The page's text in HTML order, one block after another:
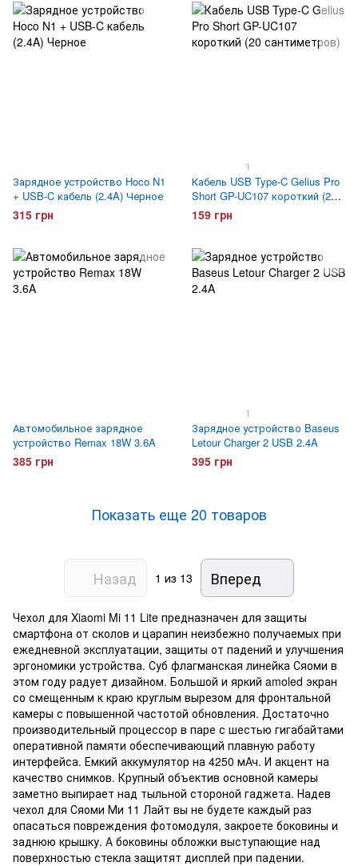
Зарядное устройство Hoco N1
+ USB-C кабель (2.4A) Черное
315 грн
1
Кабель USB Type-C Gelius Pro
Short GP-UC107 короткий (20
сантиметров)
159 грн
Автомобильное зарядное
устройство Remax 18W 3.6A
385 грн
1
Зарядное устройство Baseus
Letour Charger 2 USB 2.4A
395 грн
Показать еще 20 товаров
Назад 1 из 13 Вперед
Чехол для Xiaomi Mi 11 Lite предназначен для защиты
смартфона от сколов и царапин неизбежно получаемых при
ежедневной эксплуатации, защиты от падений и улучшения
эргономики устройства. Суб флагманская линейка Сяоми в
этом году радует дизайном. Большой и яркий amoled экран
со смещенным к краю круглым вырезом для фронтальной
камеры с повышенной частотой обновления. Достаточно
производительный процессор в паре с шестью гигабайтами
оперативной памяти обеспечивающий плавную работу
интерфейса. Емкий аккумулятор на 4250 мАч. И акцент на
качество снимков. Крупный объектив основной камеры
заметно выпирает над тыльной стороной гаджета. Надев
чехол для Сяоми Ми 11 Лайт вы не будете каждый раз
опасаться повреждения фотомодуля, закроете боковины и
заднюю крышку. А боковины обложки выступающие над
поверхностью стекла защитят дисплей при падении.